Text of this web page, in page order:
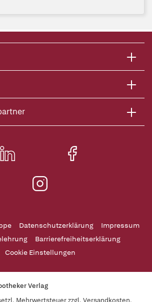
Datenschutzerklärung
Impressum
Barrierefreiheitserklärung
Cookie Einstellungen
Verlag
Mehrwertsteuer zzgl. Versandkosten,